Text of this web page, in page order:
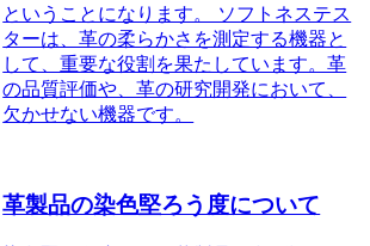
ということになります。 ソフトネステス
ターは、革の柔らかさを測定する機器と
して、重要な役割を果たしています。革
の品質評価や、革の研究開発において、
欠かせない機器です。
革製品の染色堅ろう度について